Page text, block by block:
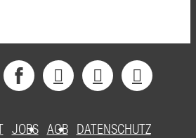
JOBS AGB DATENSCHUTZ